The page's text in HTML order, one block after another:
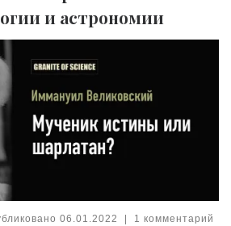
и астрономии
06.01.2022 | 1 комментарий